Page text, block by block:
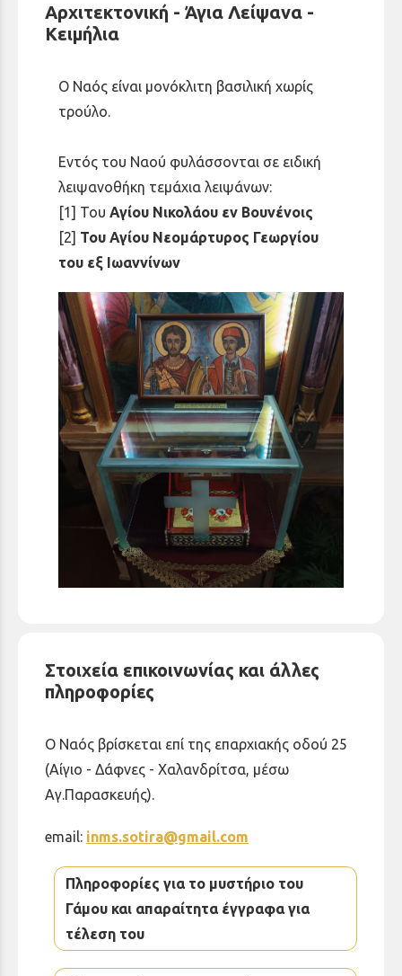
Αρχιτεκτονική - Άγια Λείψανα -
Κειμήλια
Ο Ναός είναι μονόκλιτη βασιλική χωρίς
τρούλο.
Εντός του Ναού φυλάσσονται σε ειδική
λειψανοθήκη τεμάχια λειψάνων:
[1] Του Αγίου Νικολάου εν Βουνένοις
[2] Του Αγίου Νεομάρτυρος Γεωργίου
του εξ Ιωαννίνων
Στοιχεία επικοινωνίας και άλλες
πληροφορίες
Ο Ναός βρίσκεται επί της επαρχιακής οδού 25
(Αίγιο - Δάφνες - Χαλανδρίτσα, μέσω
Αγ.Παρασκευής).
email: inms.sotira@gmail.com
Πληροφορίες για το μυστήριο του
Γάμου και απαραίτητα έγγραφα για
τέλεση του